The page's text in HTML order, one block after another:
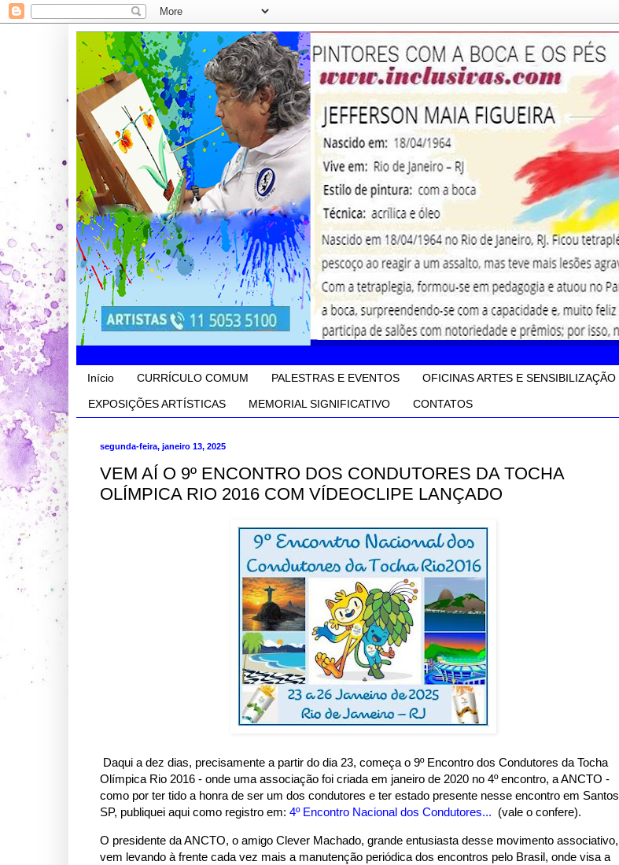
Início CURRÍCULO COMUM PALESTRAS E EVENTOS OFICINAS ARTES E SENSIBILIZAÇÃO
EXPOSIÇÕES ARTÍSTICAS MEMORIAL SIGNIFICATIVO CONTATOS
segunda-feira, janeiro 13, 2025
VEM AÍ O 9º ENCONTRO DOS CONDUTORES DA TOCHA
OLÍMPICA RIO 2016 COM VÍDEOCLIPE LANÇADO
Daqui a dez dias, precisamente a partir do dia 23, começa o 9º Encontro dos Condutores da Tocha
Olímpica Rio 2016 - onde uma associação foi criada em janeiro de 2020 no 4º encontro, a ANCTO -
como por ter tido a honra de ser um dos condutores e ter estado presente nesse encontro em Santos
SP, publiquei aqui como registro em: 4º Encontro Nacional dos Condutores... (vale o confere).
O presidente da ANCTO, o amigo Clever Machado, grande entusiasta desse movimento associativo,
vem levando à frente cada vez mais a manutenção periódica dos encontros pelo Brasil, onde visa a